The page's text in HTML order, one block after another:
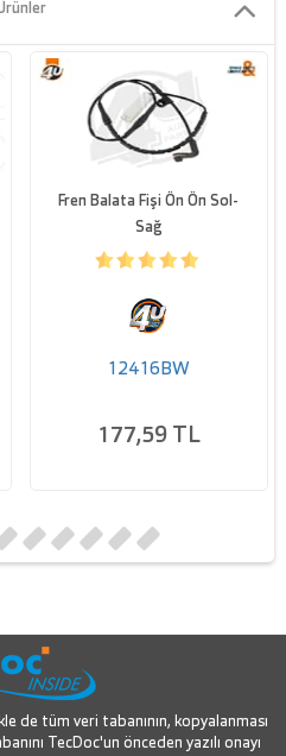
Fren Balata Fişi Ön Ön Sol-
Sağ
12416BW
177,59 TL
de tüm veri tabanının, kopyalanması
TecDoc'un önceden yazılı onayı